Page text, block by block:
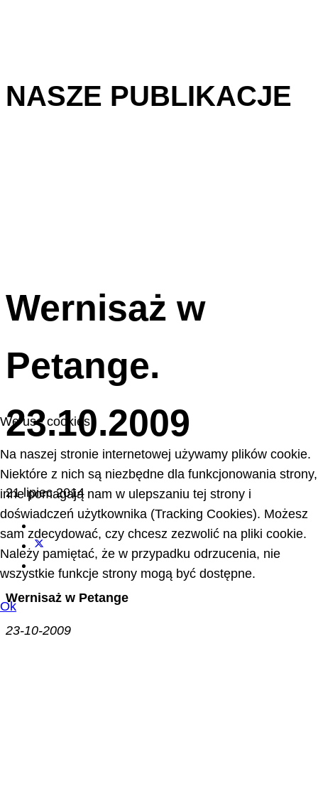
NASZE PUBLIKACJE
Wernisaż w
Petange.
23.10.2009
21 lipiec 2014
Wernisaż w Petange
23-10-2009
We use cookies
Na naszej stronie internetowej używamy plików cookie.
Niektóre z nich są niezbędne dla funkcjonowania strony,
inne pomagają nam w ulepszaniu tej strony i
doświadczeń użytkownika (Tracking Cookies). Możesz
sam zdecydować, czy chcesz zezwolić na pliki cookie.
Należy pamiętać, że w przypadku odrzucenia, nie
wszystkie funkcje strony mogą być dostępne.
Ok